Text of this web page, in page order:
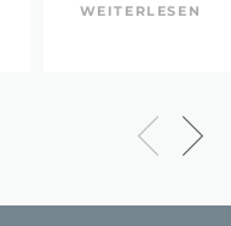
WEITERLESEN